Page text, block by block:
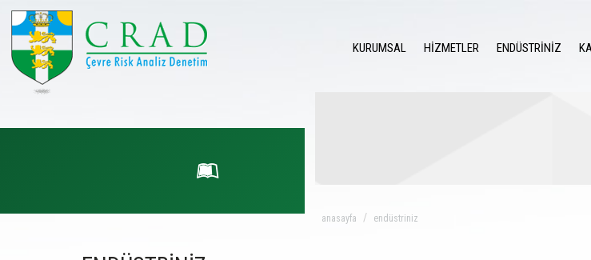
KURUMSAL HİZMETLER ENDÜSTRİNİZ
anasayfa endüstriniz